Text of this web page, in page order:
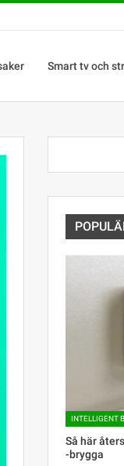
Smart tv och
INTELLIGENT
Så här
-brygga